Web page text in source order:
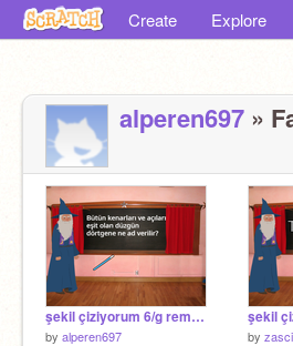
Create Explore
alperen697 »
şekil çiziyorum 6/g remix-4
by alperen697
şekil
by